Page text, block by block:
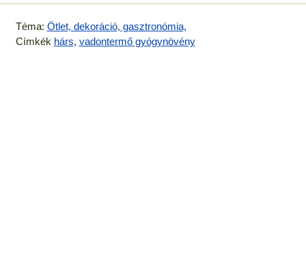
Téma: Ötlet, dekoráció, gasztronómia,
Címkék hárs, vadontermő gyógynövény